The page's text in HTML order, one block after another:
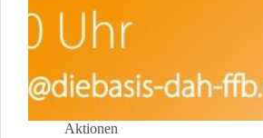
Aktionen